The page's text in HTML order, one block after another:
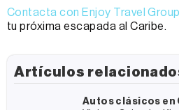
Contacta con Enjoy Travel Group
tu próxima escapada al Caribe.
Artículos
Autos clásicos en